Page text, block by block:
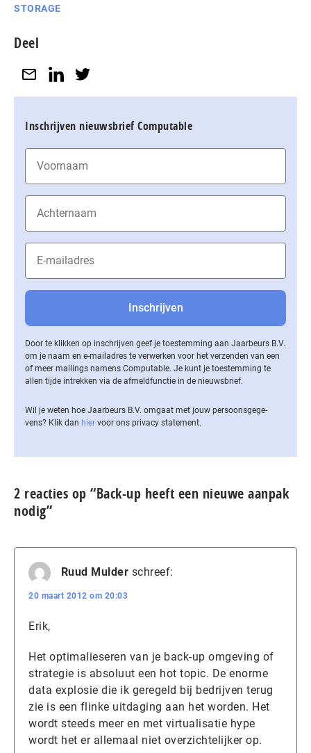
STORAGE
Deel
Inschrijven nieuwsbrief Computable
Door te klikken op inschrijven geef je toestemming aan Jaarbeurs B.V.
om je naam en e-mailadres te verwerken voor het verzenden van een
of meer mailings namens Computable. Je kunt je toestemming te
allen tijde intrekken via de af­meld­func­tie in de nieuwsbrief.
Wil je weten hoe Jaarbeurs B.V. omgaat met jouw per­soons­ge­ge­
vens? Klik dan hier voor ons privacy statement.
2 reacties op “Back-up heeft een nieuwe aanpak
nodig”
Ruud Mulder schreef:
20 maart 2012 om 20:03
Erik,
Het optimalieseren van je back-up omgeving of
strategie is absoluut een hot topic. De enorme
data explosie die ik geregeld bij bedrijven terug
zie is een flinke uitdaging aan het worden. Het
wordt steeds meer en met virtualisatie hype
wordt het er allemaal niet overzichtelijker op.